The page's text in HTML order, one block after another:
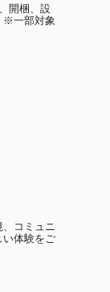
開梱、設
※一部対象
コミュニ
い体験をご